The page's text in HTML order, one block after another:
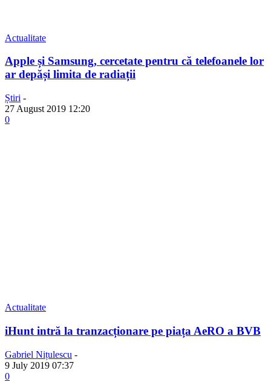
Actualitate
Apple și Samsung, cercetate pentru că telefoanele lor
ar depăși limita de radiații
Știri -
27 August 2019 12:20
0
Actualitate
iHunt intră la tranzacționare pe piața AeRO a BVB
Gabriel Nițulescu -
9 July 2019 07:37
0